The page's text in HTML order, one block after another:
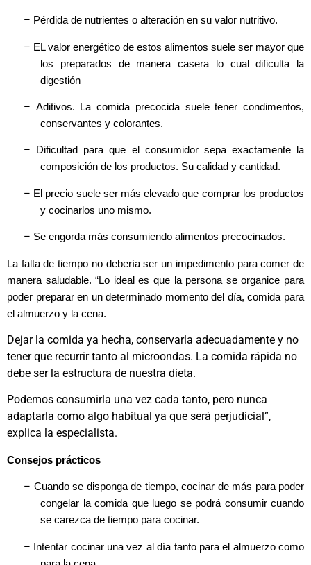
– Pérdida de nutrientes o alteración en su valor nutritivo.
– EL valor energético de estos alimentos suele ser mayor que
los preparados de manera casera lo cual dificulta la
digestión
– Aditivos. La comida precocida suele tener condimentos,
conservantes y colorantes.
–
Dificultad para que el consumidor sepa exactamente la
composición de los productos. Su calidad y cantidad.
– El precio suele ser más elevado que comprar los productos
y cocinarlos uno mismo.
– Se engorda más consumiendo alimentos precocinados.
La falta de tiempo no debería ser un impedimento para comer de
manera saludable. “Lo ideal es que la persona se organice para
poder preparar en un determinado momento del día, comida para
el almuerzo y la cena.
Dejar la comida ya hecha, conservarla adecuadamente y no
tener que recurrir tanto al microondas. La comida rápida no
debe ser la estructura de nuestra dieta.
Podemos consumirla una vez cada tanto, pero nunca
adaptarla como algo habitual ya que será perjudicial”,
explica la especialista.
Consejos prácticos
– Cuando se disponga de tiempo, cocinar de más para poder
congelar la comida que luego se podrá consumir cuando
se carezca de tiempo para cocinar.
– Intentar cocinar una vez al día tanto para el almuerzo como